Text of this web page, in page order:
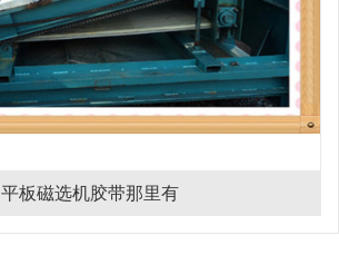
平板磁选机胶带那里有